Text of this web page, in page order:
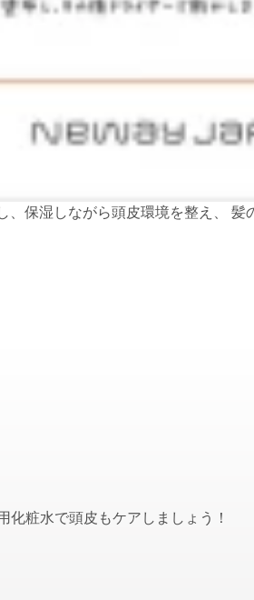
、保湿しながら頭皮環境を整え、
粧水で頭皮もケアしましょう！